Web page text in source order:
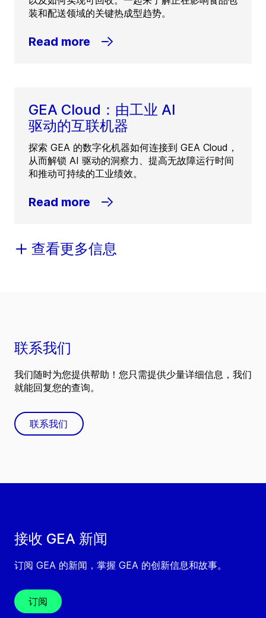
装和配送领域的关键热成型趋势。
Read more
GEA Cloud：由工业 AI
驱动的互联机器
探索 GEA 的数字化机器如何连接到 GEA Cloud，
从而解锁 AI 驱动的洞察力、提高无故障运行时间
和推动可持续的工业绩效。
Read more
查看更多信息
接收 GEA 新闻
订阅 GEA 的新闻，掌握 GEA 的创新信息和故事。
订阅
联系我们
我们随时为您提供帮助！您只需提供少量详细信息，我们
就能回复您的查询。
联系我们